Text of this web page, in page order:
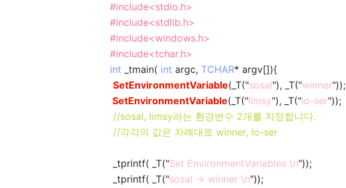
#include<stdio.h>
#include<stdlib.h>
#include<windows.h>
#include<tchar.h>
int _tmain( int argc, TCHAR* argv[]){
SetEnvironmentVariable(_T("sosal"), _T("winner"));
SetEnvironmentVariable(_T("limsy"), _T("lo-ser"));
//sosal, limsy라는 환경변수 2개를 지정합니다.
//각각의 값은 차례대로 winner, lo-ser
_tprintf( _T("Set EnvironmentVariables \n"));
_tprintf( _T("sosal -> winner \n"));